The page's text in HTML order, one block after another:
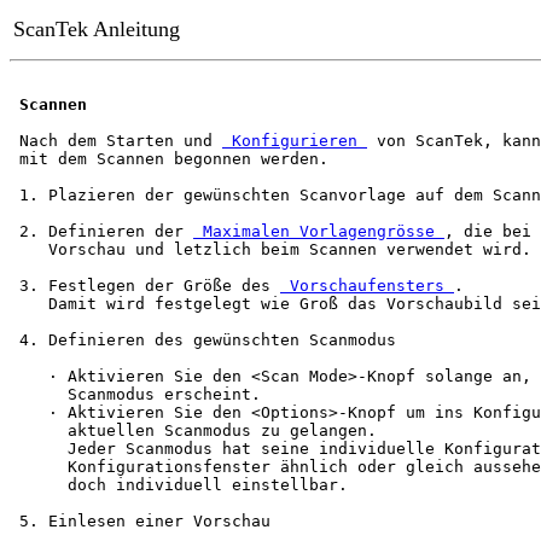
ScanTek Anleitung
Scannen
Nach dem Starten und
Konfigurieren
von ScanTek, kann
mit dem Scannen begonnen werden.
1. Plazieren der gewünschten Scanvorlage auf dem
2. Definieren der
Maximalen Vorlagengrösse
, die bei
    Vorschau und letzlich beim Scannen verwendet wird.
3. Festlegen der Größe des
Vorschaufensters
.
Damit wird festgelegt wie Groß das Vorschaubild
4. Definieren des gewünschten Scanmodus
· Aktivieren Sie den <Scan Mode>-Knopf solange an,
      Scanmodus erscheint.
· Aktivieren Sie den <Options>-Knopf um ins
      aktuellen Scanmodus zu gelangen.
Jeder Scanmodus hat seine individuelle
Konfigurationsfenster ähnlich oder gleich
      doch individuell einstellbar.
5. Einlesen einer Vorschau